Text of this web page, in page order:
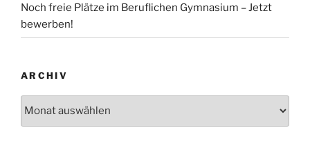
Noch freie Plätze im Beruflichen Gymnasium – Jetzt
bewerben!
ARCHIV